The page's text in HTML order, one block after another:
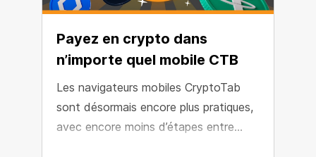
Payez en crypto dans
n’importe quel mobile CTB
Les navigateurs mobiles CryptoTab
sont désormais encore plus pratiques,
avec encore moins d’étapes entre